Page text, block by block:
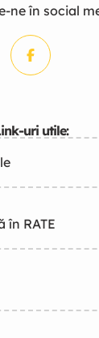
ne în social
uri utile:
în RATE